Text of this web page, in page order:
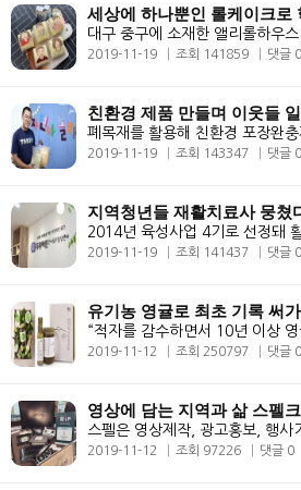
세상에 하나뿐인 롤케이크로
2019-11-19 조회 141859 댓글 0
친환경 제품 만들며 이웃들
2019-11-19 조회 143347 댓글 0
지역청년들 재활치료사 뭉쳤
2019-11-19 조회 141437 댓글 0
유기농 영귤로 최초 기록 써
2019-11-12 조회 250797 댓글 0
영상에 담는 지역과 삶 스펠
2019-11-12 조회 97226 댓글 0